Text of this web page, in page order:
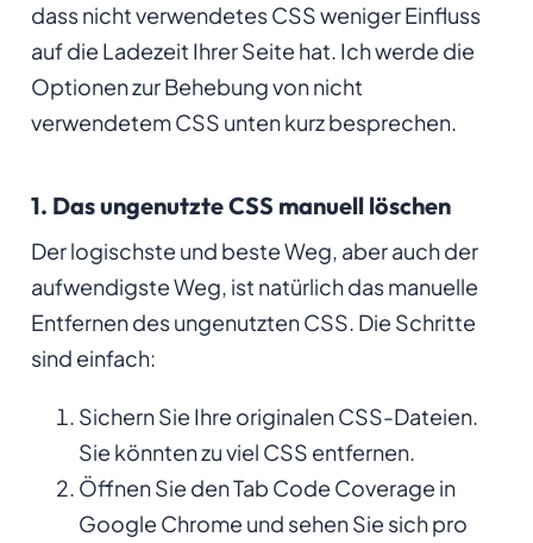
dass nicht verwendetes CSS weniger Einfluss
auf die Ladezeit Ihrer Seite hat. Ich werde die
Optionen zur Behebung von nicht
verwendetem CSS unten kurz besprechen.
1. Das ungenutzte CSS manuell löschen
Der logischste und beste Weg, aber auch der
aufwendigste Weg, ist natürlich das manuelle
Entfernen des ungenutzten CSS. Die Schritte
sind einfach:
Sichern Sie Ihre originalen CSS-Dateien.
Sie könnten zu viel CSS entfernen.
Öffnen Sie den Tab Code Coverage in
Google Chrome und sehen Sie sich pro